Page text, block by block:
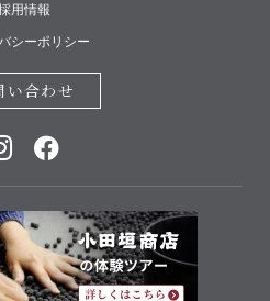
用情報
シーポリシー
い合わせ